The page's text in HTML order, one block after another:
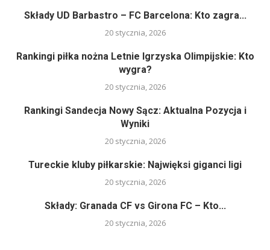
Składy UD Barbastro – FC Barcelona: Kto zagra...
20 stycznia, 2026
Rankingi piłka nożna Letnie Igrzyska Olimpijskie: Kto
wygra?
20 stycznia, 2026
Rankingi Sandecja Nowy Sącz: Aktualna Pozycja i
Wyniki
20 stycznia, 2026
Tureckie kluby piłkarskie: Najwięksi giganci ligi
20 stycznia, 2026
Składy: Granada CF vs Girona FC – Kto...
20 stycznia, 2026